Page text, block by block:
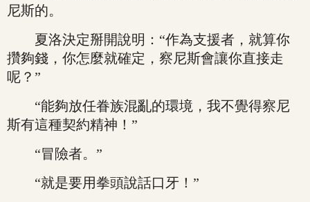
尼斯的。
夏洛決定掰開說明：“作為支援者，就算你
攢夠錢，你怎麼就確定，察尼斯會讓你直接走
呢？”
“能夠放任眷族混亂的環境，我不覺得察尼
斯有這種契約精神！”
“冒險者。”
“就是要用拳頭說話口牙！”